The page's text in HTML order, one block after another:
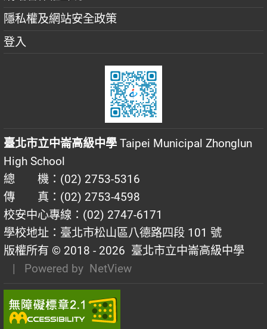
隱私權及網站安全政策
登入
臺北市立中崙高級中學 Taipei Municipal Zhonglun
High School
總 機：(02) 2753-5316
傳 真：(02) 2753-4598
校安中心專線：(02) 2747-6171
學校地址：臺北市松山區八德路四段 101 號
版權所有 © 2018 - 2026 臺北市立中崙高級中學
| Powered by NetView